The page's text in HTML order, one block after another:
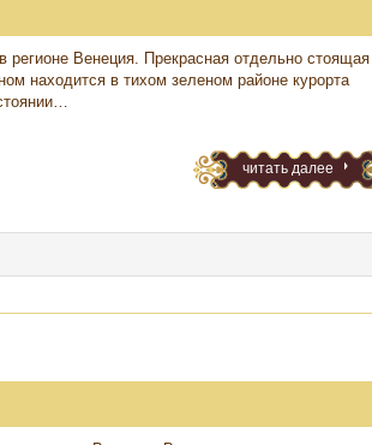
регионе Венеция. Прекрасная отдельно стоящая
находится в тихом зеленом районе курорта
читать далее